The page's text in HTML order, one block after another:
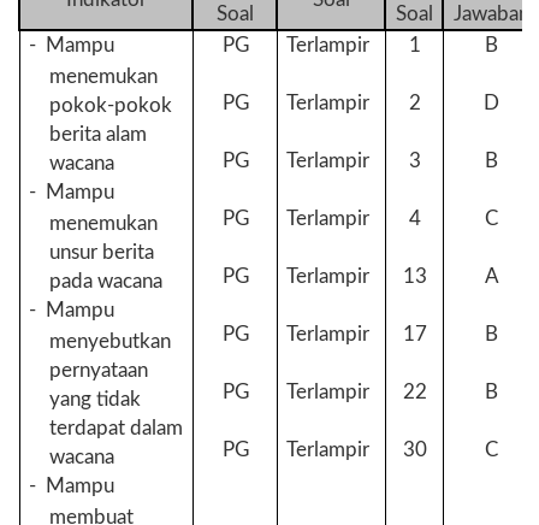
Soal
Soal
Jawaban
-
Mampu
menemukan
pokok-pokok
berita alam
wacana
-
Mampu
menemukan
unsur berita
pada wacana
-
Mampu
menyebutkan
pernyataan
yang tidak
terdapat dalam
wacana
-
Mampu
membuat
PG
PG
PG
PG
PG
PG
PG
PG
Terlampir
Terlampir
Terlampir
Terlampir
Terlampir
Terlampir
Terlampir
Terlampir
1
2
3
4
13
17
22
30
B
D
B
C
A
B
B
C